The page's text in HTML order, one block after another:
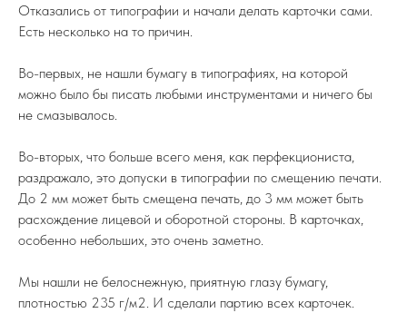
Отказались от типографии и начали делать карточки сами.
Есть несколько на то причин.
Во-первых, не нашли бумагу в типографиях, на которой
можно было бы писать любыми инструментами и ничего бы
не смазывалось.
Во-вторых, что больше всего меня, как перфекциониста,
раздражало, это допуски в типографии по смещению печати.
До 2 мм может быть смещена печать, до 3 мм может быть
расхождение лицевой и оборотной стороны. В карточках,
особенно небольших, это очень заметно.
Мы нашли не белоснежную, приятную глазу бумагу,
плотностью 235 г/м2. И сделали партию всех карточек.